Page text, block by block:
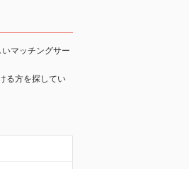
マッチングサー
る方を探してい